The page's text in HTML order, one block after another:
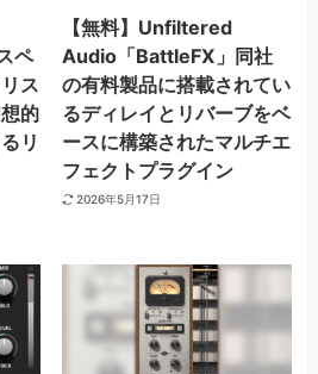
ペ
ス
的
リ
【無料】Unfiltered
Audio「BattleFX」同社
の有料製品に搭載されてい
るディレイとリバーブをベ
ースに構築されたマルチエ
フェクトプラグイン
2026年5月17日